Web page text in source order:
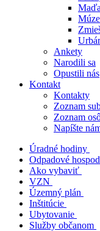
Ankety
Narodili sa
Opustili nás
Kontakt
Kontakty
Zoznam
Zoznam
Napíšte
Úradné hodiny
Odpadové
Ako vybaviť
VZN
Územný plán
Inštitúcie
Ubytovanie
Služby občanom